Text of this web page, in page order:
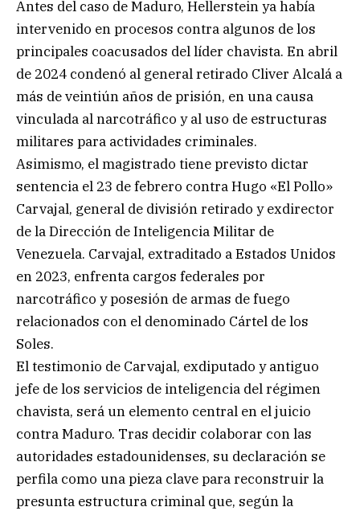
Antes del caso de Maduro, Hellerstein ya había
intervenido en procesos contra algunos de los
principales coacusados del líder chavista. En abril
de 2024 condenó al general retirado Cliver Alcalá a
más de veintiún años de prisión, en una causa
vinculada al narcotráfico y al uso de estructuras
militares para actividades criminales.
Asimismo, el magistrado tiene previsto dictar
sentencia el 23 de febrero contra Hugo «El Pollo»
Carvajal, general de división retirado y exdirector
de la Dirección de Inteligencia Militar de
Venezuela. Carvajal, extraditado a Estados Unidos
en 2023, enfrenta cargos federales por
narcotráfico y posesión de armas de fuego
relacionados con el denominado Cártel de los
Soles.
El testimonio de Carvajal, exdiputado y antiguo
jefe de los servicios de inteligencia del régimen
chavista, será un elemento central en el juicio
contra Maduro. Tras decidir colaborar con las
autoridades estadounidenses, su declaración se
perfila como una pieza clave para reconstruir la
presunta estructura criminal que, según la